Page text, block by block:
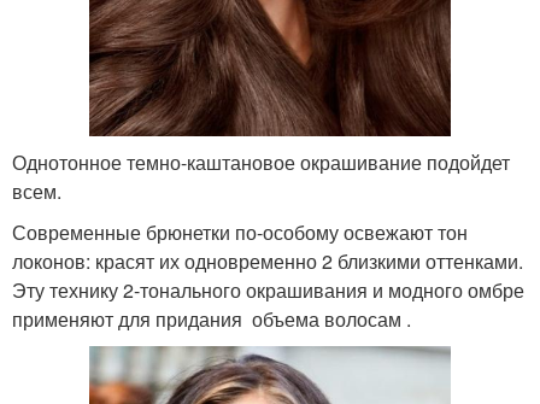
Однотонное темно-каштановое окрашивание подойдет
всем.
Современные брюнетки по-особому освежают тон
локонов: красят их одновременно 2 близкими оттенками.
Эту технику 2-тонального окрашивания и модного омбре
применяют для придания объема волосам .